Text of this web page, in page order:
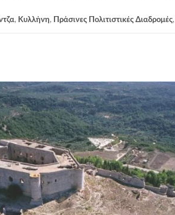
, Κυλλήνη, Πράσινες Πολιτιστικές Διαδρομές,